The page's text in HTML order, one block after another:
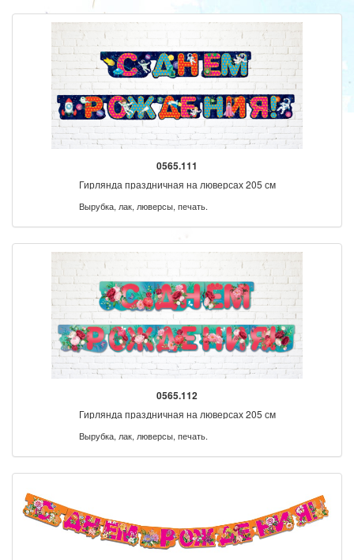
0565.111
Гирлянда праздничная на люверсах 205 см
Вырубка, лак, люверсы, печать.
0565.112
Гирлянда праздничная на люверсах 205 см
Вырубка, лак, люверсы, печать.